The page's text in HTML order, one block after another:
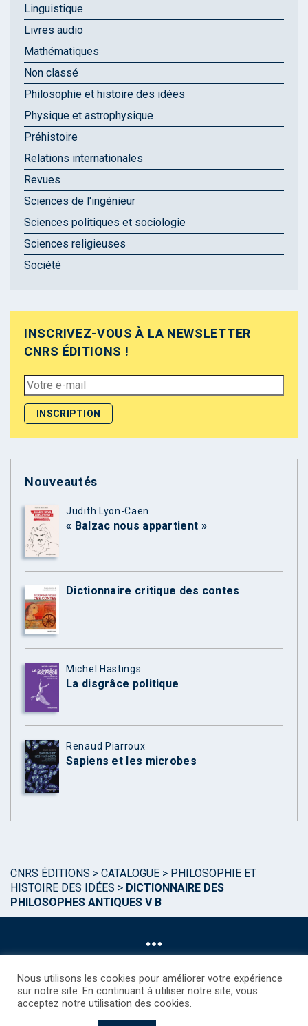
Linguistique
Livres audio
Mathématiques
Non classé
Philosophie et histoire des idées
Physique et astrophysique
Préhistoire
Relations internationales
Revues
Sciences de l'ingénieur
Sciences politiques et sociologie
Sciences religieuses
Société
INSCRIVEZ-VOUS À LA NEWSLETTER
CNRS ÉDITIONS !
Nouveautés
Judith Lyon-Caen
« Balzac nous appartient »
Dictionnaire critique des contes
Michel Hastings
La disgrâce politique
Renaud Piarroux
Sapiens et les microbes
CNRS ÉDITIONS > CATALOGUE > PHILOSOPHIE ET
HISTOIRE DES IDÉES > DICTIONNAIRE DES
PHILOSOPHES ANTIQUES V B
©CNRS EDITIONS 2025
Nous utilisons les cookies pour améliorer votre expérience
sur notre site. En continuant à utiliser notre site, vous
acceptez notre utilisation des cookies.